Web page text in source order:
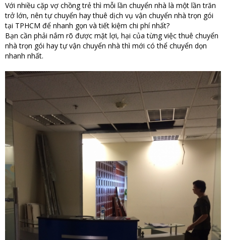
Với nhiều cặp vợ chồng trẻ thì mỗi lần chuyển nhà là một lần trăn
trở lớn, nên tự chuyển hay thuê dịch vụ vận chuyển nhà trọn gói
tại TPHCM để nhanh gọn và tiết kiệm chi phí nhất?
Bạn cần phải nắm rõ được mặt lợi, hại của từng việc thuê chuyển
nhà trọn gói hay tự vận chuyển nhà thì mới có thể chuyển dọn
nhanh nhất.